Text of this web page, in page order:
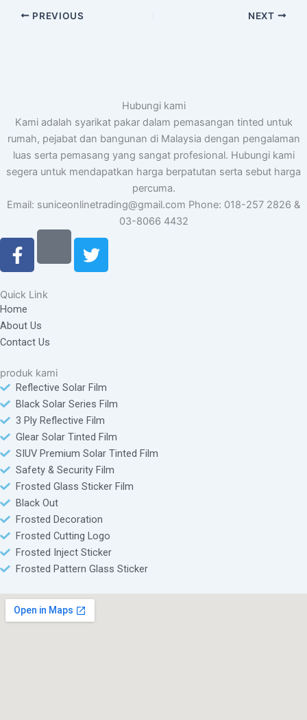
PREVIOUS NEXT
Hubungi kami
Kami adalah syarikat pakar dalam pemasangan tinted untuk
rumah, pejabat dan bangunan di Malaysia dengan pengalaman
luas serta pemasang yang sangat profesional. Hubungi kami
segera untuk mendapatkan harga berpatutan serta sebut harga
percuma.
Email: suniceonlinetrading@gmail.com Phone: 018-257 2826 &
03-8066 4432
F
a
c
e
b
o
o
-
f
T
w
i
Quick Link
Home
About Us
Contact Us
produk kami
Reflective Solar Film
Black Solar Series Film
3 Ply Reflective Film
Glear Solar Tinted Film
SIUV Premium Solar Tinted Film
Safety & Security Film
Frosted Glass Sticker Film
Black Out
Frosted Decoration
Frosted Cutting Logo
Frosted Inject Sticker
Frosted Pattern Glass Sticker